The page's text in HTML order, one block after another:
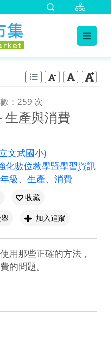
：259 次
生產與消費
文武國小)
化數位教學暨學習資訊
級、 生產、 消費
收藏
加入追蹤
用那些正確的方法，
的問題。